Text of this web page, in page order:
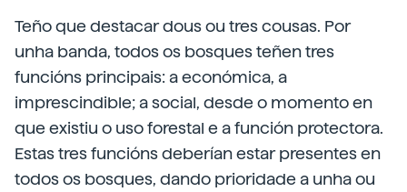
Teño que destacar dous ou tres cousas. Por
unha banda, todos os bosques teñen tres
funcións principais: a económica, a
imprescindible; a social, desde o momento en
que existiu o uso forestal e a función protectora.
Estas tres funcións deberían estar presentes en
todos os bosques, dando prioridade a unha ou